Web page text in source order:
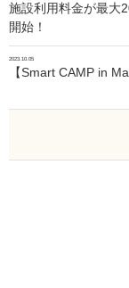
施設利用料金が最大
開始！
2023.10.05
【Smart CAMP in